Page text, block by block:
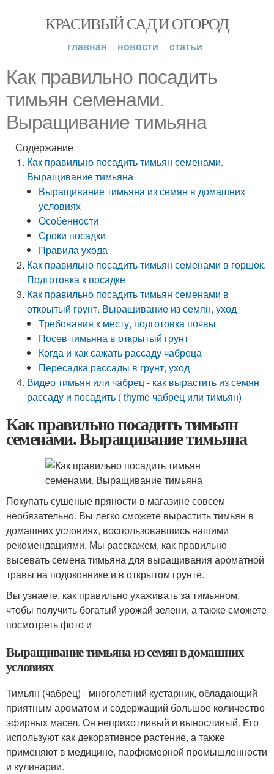
КРАСИВЫЙ САД И ОГОРОД
главная новости статьи
Как правильно посадить
тимьян семенами.
Выращивание тимьяна
Содержание
Как правильно посадить тимьян семенами.
Выращивание тимьяна
Выращивание тимьяна из семян в домашних
условиях
Особенности
Сроки посадки
Правила ухода
Как правильно посадить тимьян семенами в горшок.
Подготовка к посадке
Как правильно посадить тимьян семенами в
открытый грунт. Выращивание из семян, уход
Требования к месту, подготовка почвы
Посев тимьяна в открытый грунт
Когда и как сажать рассаду чабреца
Пересадка рассады в грунт, уход
Видео тимьян или чабрец - как вырастить из семян
рассаду и посадить ( thyme чабрец или тимьян)
Как правильно посадить тимьян
семенами. Выращивание тимьяна
Покупать сушеные пряности в магазине совсем
необязательно. Вы легко сможете вырастить тимьян в
домашних условиях, воспользовавшись нашими
рекомендациями. Мы расскажем, как правильно
высевать семена тимьяна для выращивания ароматной
травы на подоконнике и в открытом грунте.
Вы узнаете, как правильно ухаживать за тимьяном,
чтобы получить богатый урожай зелени, а также сможете
посмотреть фото и
Выращивание тимьяна из семян в домашних
условиях
Тимьян (чабрец) - многолетний кустарник, обладающий
приятным ароматом и содержащий большое количество
эфирных масел. Он неприхотливый и выносливый. Его
используют как декоративное растение, а также
применяют в медицине, парфюмерной промышленности
и кулинарии.